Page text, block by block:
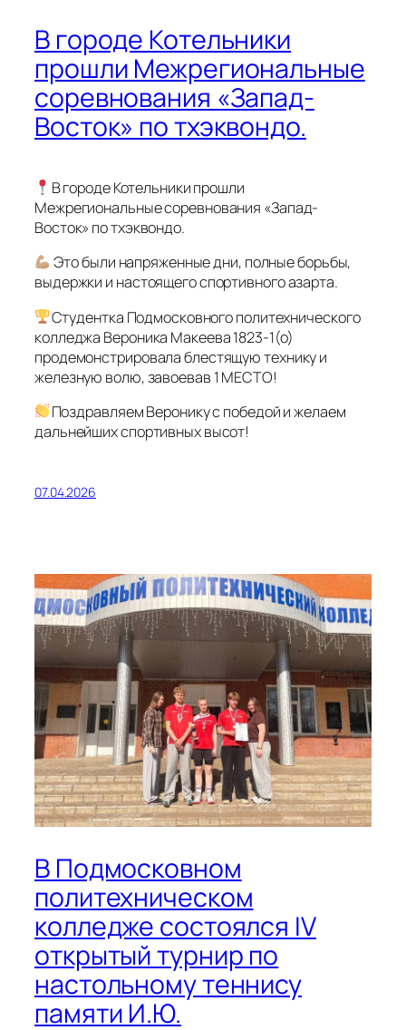
В городе Котельники
прошли Межрегиональные
соревнования «Запад-
Восток» по тхэквондо.
В городе Котельники прошли
Межрегиональные соревнования «Запад-
Восток» по тхэквондо.
Это были напряженные дни, полные борьбы,
выдержки и настоящего спортивного азарта.
Студентка Подмосковного политехнического
колледжа Вероника Макеева 1823-1(о)
продемонстрировала блестящую технику и
железную волю, завоевав 1 МЕСТО!
Поздравляем Веронику с победой и желаем
дальнейших спортивных высот!
07.04.2026
В Подмосковном
политехническом
колледже состоялся IV
открытый турнир по
настольному теннису
памяти И.Ю.